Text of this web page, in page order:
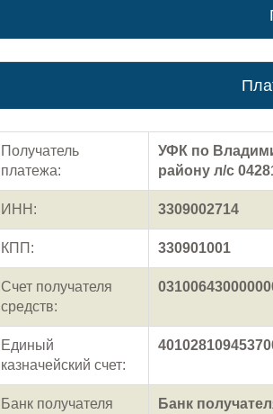
Получатель
платежа:
УФК по
району л/с
ИНН: 3309002714
КПП: 330901001
Счет получателя
средств:
Единый
казначейский счет:
Банк получателя
Банк